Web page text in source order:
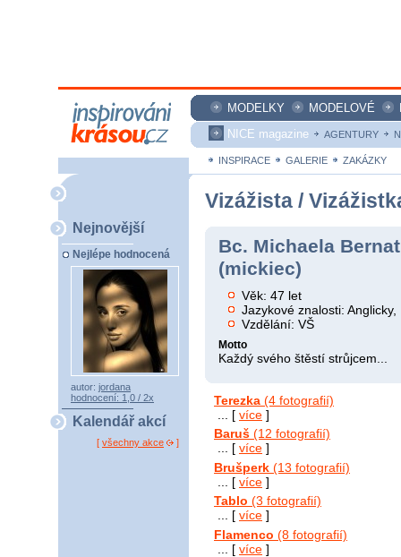
MODELKY MODELOVÉ
NICE magazine
AGENTURY
INSPIRACE GALERIE ZAKÁZKY
Nejnovější
Nejlépe hodnocená
autor: jordana
hodnocení: 1,0 / 2x
Kalendář akcí
[ všechny akce ]
Vizážista /
Bc. Michaela
(mickiec)
Věk: 47 let
Jazykové znalosti:
Vzdělání: VŠ
Motto
Každý svého štěstí strůjcem...
Terezka (4 fotografií)
... [ více ]
Baruš (12 fotografií)
... [ více ]
Brušperk (13 fotografií)
... [ více ]
Tablo (3 fotografií)
... [ více ]
Flamenco (8 fotografií)
... [ více ]